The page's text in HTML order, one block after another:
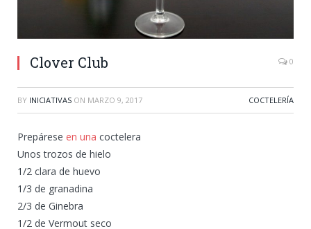
Clover Club 0
BY INICIATIVAS ON MARZO 9, 2017 COCTELERÍA
Prepárese en una coctelera
Unos trozos de hielo
1/2 clara de huevo
1/3 de granadina
2/3 de Ginebra
1/2 de Vermout seco